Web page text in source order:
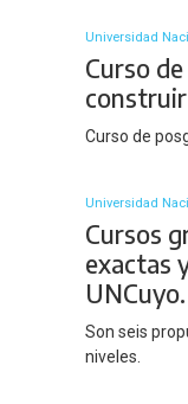
Universidad
Curso
Curso de
Universidad
Cursos
exactas
UNCuyo.
Son seis
niveles.